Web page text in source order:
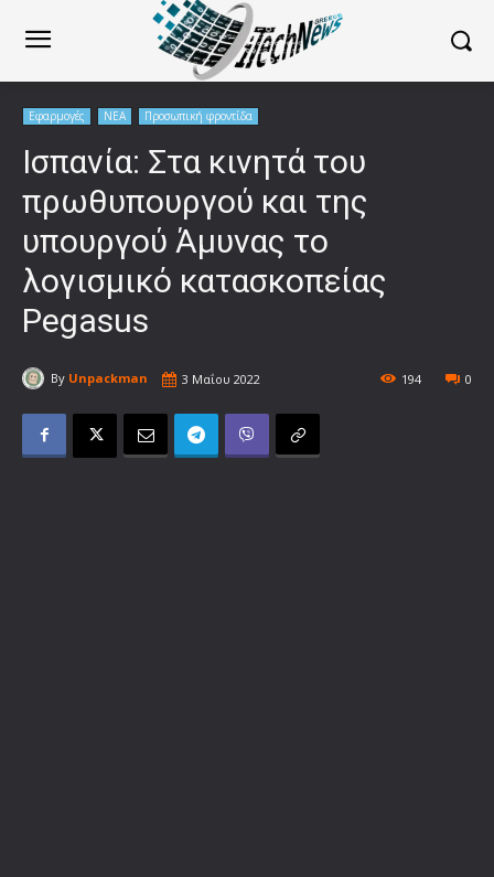
Εφαρμογές ΝΕΑ Προσωπική φροντίδα
Ισπανία: Στα κινητά του
πρωθυπουργού και της
υπουργού Άμυνας το
λογισμικό κατασκοπείας
Pegasus
By Unpackman 3 Μαΐου 2022 0
194